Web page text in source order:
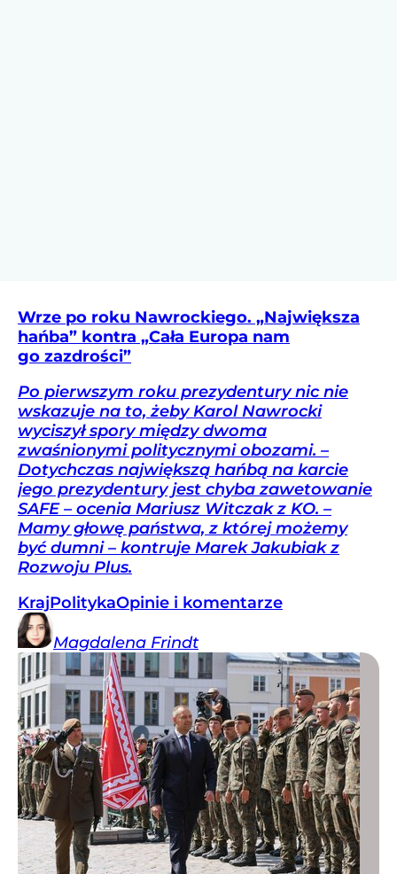
Wrze po roku Nawrockiego. „Największa
hańba” kontra „Cała Europa nam
go zazdrości”
Po pierwszym roku prezydentury nic nie
wskazuje na to, żeby Karol Nawrocki
wyciszył spory między dwoma
zwaśnionymi politycznymi obozami. –
Dotychczas największą hańbą na karcie
jego prezydentury jest chyba zawetowanie
SAFE – ocenia Mariusz Witczak z KO. –
Mamy głowę państwa, z której możemy
być dumni – kontruje Marek Jakubiak z
Rozwoju Plus.
KrajPolitykaOpinie i komentarze
Magdalena Frindt